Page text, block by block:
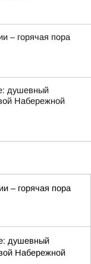
– горячая пора
душевный
Набережной
– горячая пора
душевный
Набережной